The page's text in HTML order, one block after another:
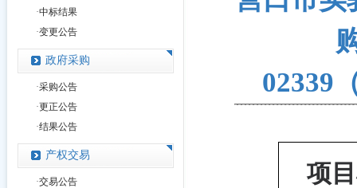
·中标结果
·变更公告
政府采购
·采购公告
·更正公告
·结果公告
产权交易
·交易公告
02339
项